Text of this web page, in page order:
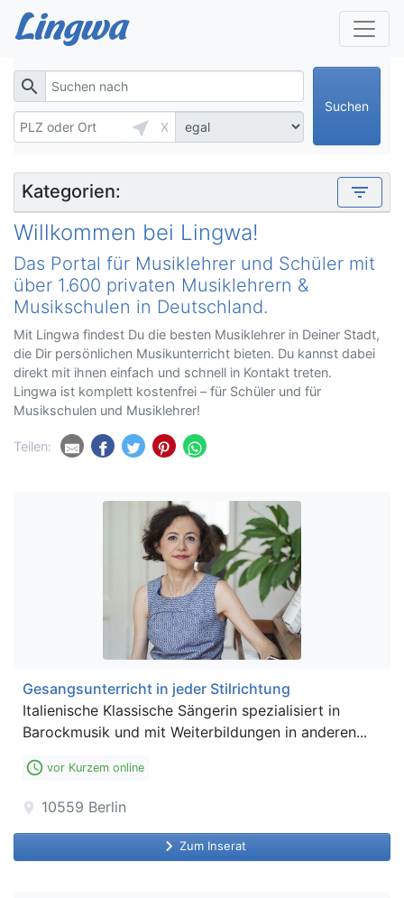
search
near_me
X
Suchen
Kategorien: filter_list
Willkommen bei Lingwa!
Das Portal für Musiklehrer und Schüler mit
über 1.600 privaten Musiklehrern &
Musikschulen in Deutschland.
Mit Lingwa findest Du die besten Musiklehrer in Deiner Stadt,
die Dir persönlichen Musikunterricht bieten. Du kannst dabei
direkt mit ihnen einfach und schnell in Kontakt treten.
Lingwa ist komplett kostenfrei – für Schüler und für
Musikschulen und Musiklehrer!
Teilen:
Gesangsunterricht in jeder Stilrichtung
Italienische Klassische Sängerin spezialisiert in
Barockmusik und mit Weiterbildungen in anderen...
access_time vor Kurzem online
location_on 10559 Berlin
keyboard_arrow_right Zum Inserat